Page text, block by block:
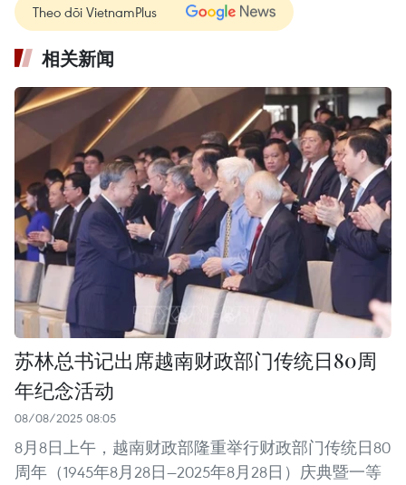
Theo dõi VietnamPlus
相关新闻
苏林总书记出席越南财政部门传统日80周
年纪念活动
08/08/2025 08:05
8月8日上午，越南财政部隆重举行财政部门传统日80
周年（1945年8月28日—2025年8月28日）庆典暨一等